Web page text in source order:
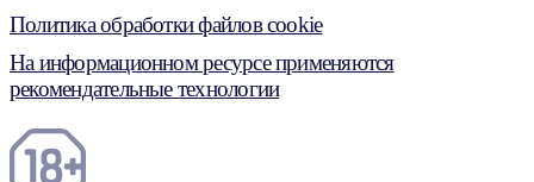
Политика обработки файлов cookie
На информационном ресурсе применяются
рекомендательные технологии